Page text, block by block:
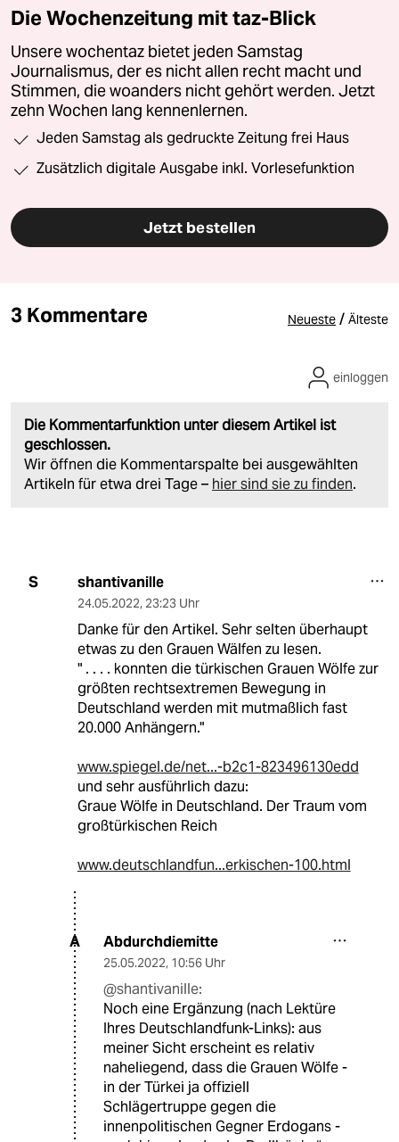
Die Wochenzeitung mit taz-Blick
Unsere wochentaz bietet jeden Samstag
Journalismus, der es nicht allen recht macht und
Stimmen, die woanders nicht gehört werden. Jetzt
zehn Wochen lang kennenlernen.
Jeden Samstag als gedruckte Zeitung frei Haus
Zusätzlich digitale Ausgabe inkl. Vorlesefunktion
Jetzt bestellen
3 Kommentare Neueste / Älteste
Die Kommentarfunktion unter diesem Artikel ist
geschlossen.
Wir öffnen die Kommentarspalte bei ausgewählten
Artikeln für etwa drei Tage – hier sind sie zu finden.
einloggen
S shantivanille
24.05.2022, 23:23 Uhr
Danke für den Artikel. Sehr selten überhaupt
etwas zu den Grauen Wälfen zu lesen.
" . . . . konnten die türkischen Grauen Wölfe zur
größten rechtsextremen Bewegung in
Deutschland werden mit mutmaßlich fast
20.000 Anhängern."
www.spiegel.de/net...-b2c1-823496130edd
und sehr ausführlich dazu:
Graue Wölfe in Deutschland. Der Traum vom
großtürkischen Reich
www.deutschlandfun...erkischen-100.html
A Abdurchdiemitte
25.05.2022, 10:56 Uhr
@shantivanille:
Noch eine Ergänzung (nach Lektüre
Ihres Deutschlandfunk-Links): aus
meiner Sicht erscheint es relativ
naheliegend, dass die Grauen Wölfe -
in der Türkei ja offiziell
Schlägertruppe gegen die
innenpolitischen Gegner Erdogans -